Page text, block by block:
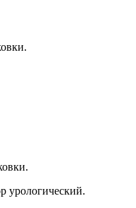
урологический.